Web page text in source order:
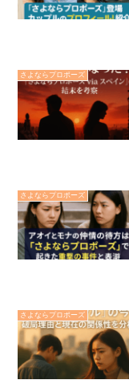
さよならプロポーズ
さよならプロポーズ
さよならプロポーズ